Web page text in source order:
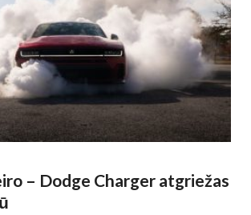
– Dodge Charger atgriežas